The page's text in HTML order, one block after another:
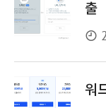
출
워